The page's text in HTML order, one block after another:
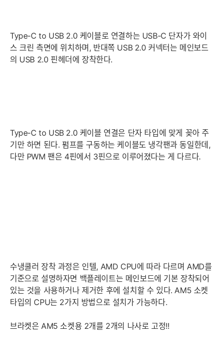
Type-C to USB 2.0 케이블로 연결하는 USB-C 단자가 와이
스 크린 측면에 위치하며, 반대쪽 USB 2.0 커넥터는 메인보드
의 USB 2.0 핀헤더에 장착한다.
Type-C to USB 2.0 케이블 연결은 단자 타입에 맞게 꽂아 주
기만 하면 된다. 펌프를 구동하는 케이블도 냉각팬과 동일한데,
다만 PWM 팬은 4핀에서 3핀으로 이루어졌다는 게 다르다.
수냉쿨러 장착 과정은 인텔, AMD CPU에 따라 다르며 AMD를
기준으로 설명하자면 백플레이트는 메인보드에 기본 장착되어
있는 것을 사용하거나 제거한 후에 설치할 수 있다. AM5 소켓
타입의 CPU는 2가지 방법으로 설치가 가능하다.
브라켓은 AM5 소켓용 2개를 2개의 나사로 고정!!